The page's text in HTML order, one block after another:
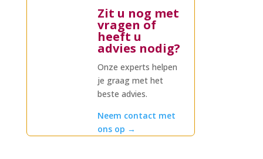
Zit u nog met
vragen of
heeft u
advies nodig?
Onze experts helpen
je graag met het
beste advies.
Neem contact met
ons op →